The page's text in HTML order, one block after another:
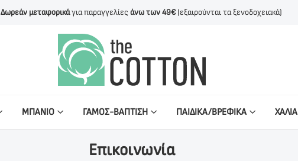
Δωρεάν μεταφορικάγια παραγγελίες άνω των 49€(εξαιρούνται τα ξενοδοχειακά)
ΜΠΑΝΙΟ ΓΑΜΟΣ-ΒΑΠΤΙΣΗ ΠΑΙΔΙΚΑ/ΒΡΕΦΙΚΑ ΧΑΛΙΑ
Επικοινωνία